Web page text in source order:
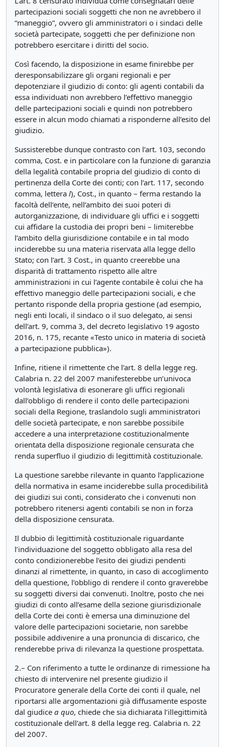
partecipazioni sociali soggetti che non ne avrebbero il
“maneggio”, ovvero gli amministratori o i sindaci delle
società partecipate, soggetti che per definizione non
potrebbero esercitare i diritti del socio.
Così facendo, la disposizione in esame finirebbe per
deresponsabilizzare gli organi regionali e per
depotenziare il giudizio di conto: gli agenti contabili da
essa individuati non avrebbero l’effettivo maneggio
delle partecipazioni sociali e quindi non potrebbero
essere in alcun modo chiamati a risponderne all’esito del
giudizio.
Sussisterebbe dunque contrasto con l’art. 103, secondo
comma, Cost. e in particolare con la funzione di garanzia
della legalità contabile propria del giudizio di conto di
pertinenza della Corte dei conti; con l’art. 117, secondo
comma, lettera l), Cost., in quanto – ferma restando la
facoltà dell’ente, nell’ambito dei suoi poteri di
autorganizzazione, di individuare gli uffici e i soggetti
cui affidare la custodia dei propri beni – limiterebbe
l’ambito della giurisdizione contabile e in tal modo
inciderebbe su una materia riservata alla legge dello
Stato; con l’art. 3 Cost., in quanto creerebbe una
disparità di trattamento rispetto alle altre
amministrazioni in cui l’agente contabile è colui che ha
effettivo maneggio delle partecipazioni sociali, e che
pertanto risponde della propria gestione (ad esempio,
negli enti locali, il sindaco o il suo delegato, ai sensi
dell’art. 9, comma 3, del decreto legislativo 19 agosto
2016, n. 175, recante «Testo unico in materia di società
a partecipazione pubblica»).
Infine, ritiene il rimettente che l’art. 8 della legge reg.
Calabria n. 22 del 2007 manifesterebbe un’univoca
volontà legislativa di esonerare gli uffici regionali
dall’obbligo di rendere il conto delle partecipazioni
sociali della Regione, traslandolo sugli amministratori
delle società partecipate, e non sarebbe possibile
accedere a una interpretazione costituzionalmente
orientata della disposizione regionale censurata che
renda superfluo il giudizio di legittimità costituzionale.
La questione sarebbe rilevante in quanto l’applicazione
della normativa in esame inciderebbe sulla procedibilità
dei giudizi sui conti, considerato che i convenuti non
potrebbero ritenersi agenti contabili se non in forza
della disposizione censurata.
Il dubbio di legittimità costituzionale riguardante
l’individuazione del soggetto obbligato alla resa del
conto condizionerebbe l’esito dei giudizi pendenti
dinanzi al rimettente, in quanto, in caso di accoglimento
della questione, l’obbligo di rendere il conto graverebbe
su soggetti diversi dai convenuti. Inoltre, posto che nei
giudizi di conto all’esame della sezione giurisdizionale
della Corte dei conti è emersa una diminuzione del
valore delle partecipazioni societarie, non sarebbe
possibile addivenire a una pronuncia di discarico, che
renderebbe priva di rilevanza la questione prospettata.
2.– Con riferimento a tutte le ordinanze di rimessione ha
chiesto di intervenire nel presente giudizio il
Procuratore generale della Corte dei conti il quale, nel
riportarsi alle argomentazioni già diffusamente esposte
dal giudice a quo, chiede che sia dichiarata l’illegittimità
costituzionale dell’art. 8 della legge reg. Calabria n. 22
del 2007.